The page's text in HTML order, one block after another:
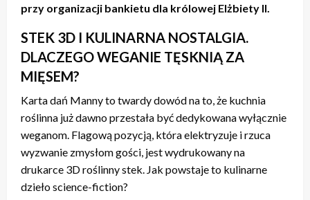
przy organizacji bankietu dla królowej Elżbiety II.
STEK 3D I KULINARNA NOSTALGIA.
DLACZEGO WEGANIE TĘSKNIĄ ZA
MIĘSEM?
Karta dań Manny to twardy dowód na to, że kuchnia
roślinna już dawno przestała być dedykowana wyłącznie
weganom. Flagową pozycją, która elektryzuje i rzuca
wyzwanie zmysłom gości, jest wydrukowany na
drukarce 3D roślinny stek. Jak powstaje to kulinarne
dzieło science-fiction?